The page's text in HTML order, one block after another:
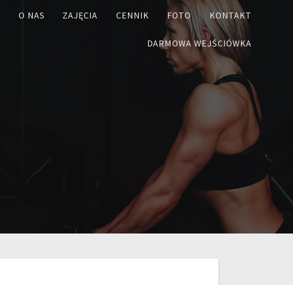
O NAS ZAJĘCIA CENNIK FOTO KONTAKT
DARMOWA WEJŚCIÓWKA